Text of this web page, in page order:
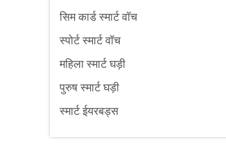
सिम कार्ड स्मार्ट वॉच
स्पोर्ट स्मार्ट वॉच
महिला स्मार्ट घड़ी
पुरुष स्मार्ट घड़ी
स्मार्ट ईयरबड्स